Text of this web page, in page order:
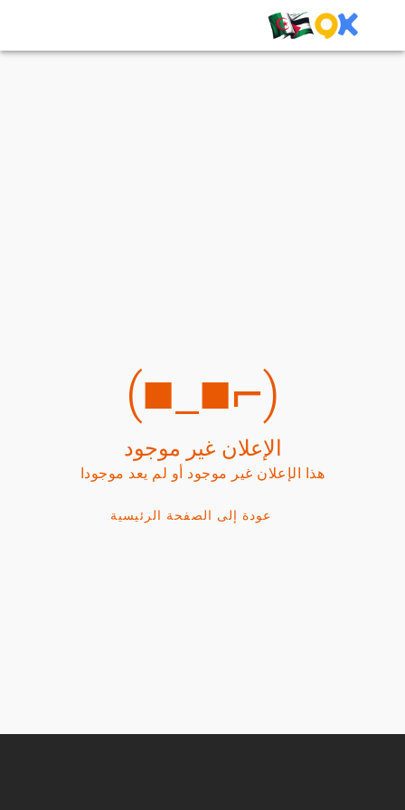
(⌐■_■)
الإعلان غير موجود
هذا الإعلان غير موجود أو لم يعد موجودا
عودة إلى الصفحة الرئيسية